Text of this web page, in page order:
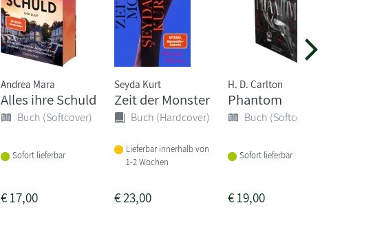
Andrea Mara
Alles ihre Schuld
Buch (Softcover)
Sofort lieferbar
€17,00
Seyda Kurt
Zeit der Monster
Buch (Hardcover)
Lieferbar innerhalb von
1-2 Wochen
€23,00
H. D. Carlton
Phantom
Buch (Softcover)
Sofort lieferbar
€19,00